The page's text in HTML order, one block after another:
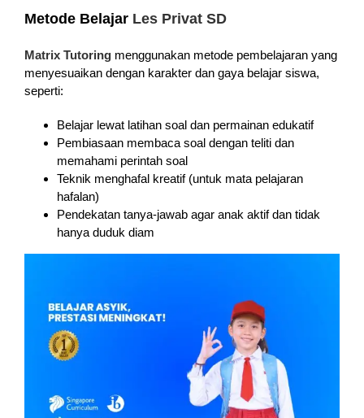
Metode Belajar Les Privat SD
Matrix Tutoringmenggunakan metode pembelajaran yang
menyesuaikan dengan karakter dan gaya belajar siswa,
seperti:
Belajar lewat latihan soal dan permainan edukatif
Pembiasaan membaca soal dengan teliti dan
memahami perintah soal
Teknik menghafal kreatif (untuk mata pelajaran
hafalan)
Pendekatan tanya-jawab agar anak aktif dan tidak
hanya duduk diam